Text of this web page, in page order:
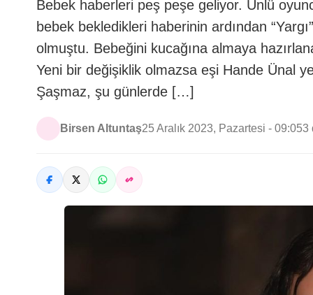
Bebek haberleri peş peşe geliyor. Ünlü
bebek bekledikleri haberinin ardından
olmuştu. Bebeğini kucağına almaya
Yeni bir değişiklik olmazsa eşi Hande Ünal
Şaşmaz, şu günlerde […]
Birsen Altuntaş25 Aralık 2023, Pazartesi - 09:053